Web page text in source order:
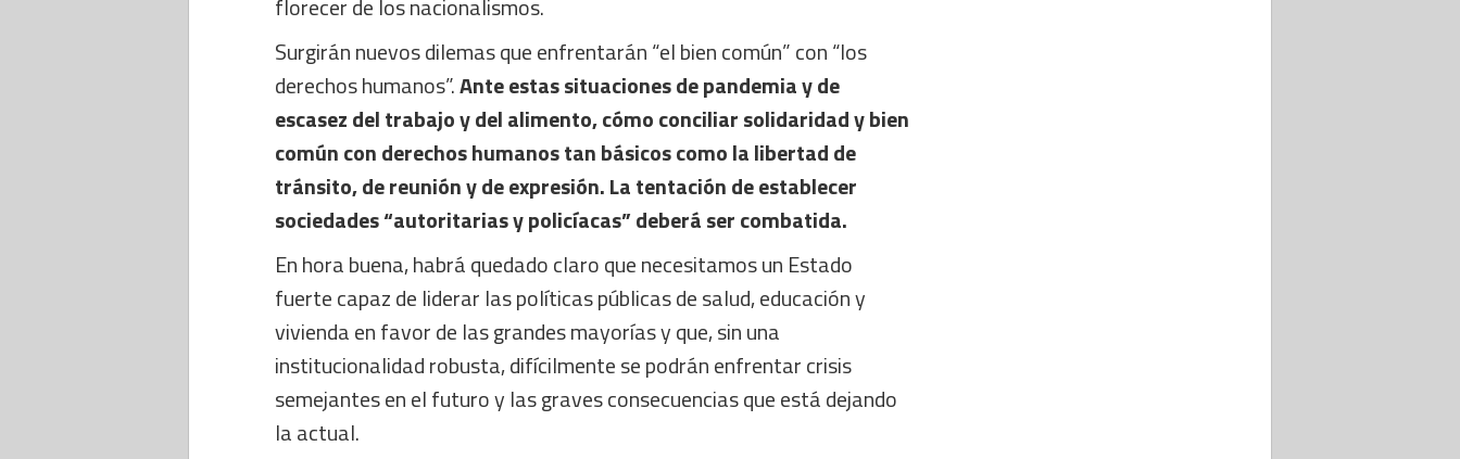
florecer de los nacionalismos.
Surgirán nuevos dilemas que enfrentarán “el bien común” con “los
derechos humanos”.Ante estas situaciones de pandemia y de
escasez del trabajo y del alimento, cómo conciliar solidaridad y bien
común con derechos humanos tan básicos como la libertad de
tránsito, de reunión y de expresión. La tentación de establecer
sociedades “autoritarias y policíacas” deberá ser combatida.
En hora buena, habrá quedado claro que necesitamos un Estado
fuerte capaz de liderar las políticas públicas de salud, educación y
vivienda en favor de las grandes mayorías y que, sin una
institucionalidad robusta, difícilmente se podrán enfrentar crisis
semejantes en el futuro y las graves consecuencias que está dejando
la actual.